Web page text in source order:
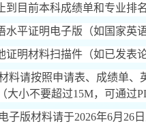
到目前本科成绩单和专业排
水平证明电子版（如国家英
证明材料扫描件（如已发表
材料请按照申请表、成绩单
大小不要超过15M，可通过
子版材料请于2026年6月 26